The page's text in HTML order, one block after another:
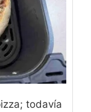
todavía